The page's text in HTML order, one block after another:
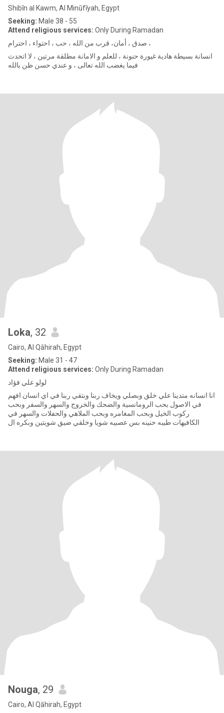
Shibīn al Kawm, Al Minūfīyah, Egypt
Seeking: Male 38 - 55
Attend religious services: Only During Ramadan
صدق ، أمان، قرب من الله ، حب ، احتواء ، احترام ،
انسانة بسيطة هادية غيورة حنونة ، للعلم و الامانة مطلقة مرتين ، لا اتحدث
فيما يغضب الله تعالى ، و عندي حسن ظن بالله
Loka, 32
Cairo, Al Qāhirah, Egypt
Seeking: Male 31 - 47
Attend religious services: Only During Ramadan
لولو علي فؤاد
انا انسانه متدينا علي خلق وبصلي ويخاف ربنا وبتقي ربنا في اي انسان افهم
في الاصول بحب الرومانسية والضحك والخروج والسهر والسفر وبحب
ركوب الخيل وبحب المغامره وبحب الملاهي والحفلات والسهر في
الكافيهات طيبه حنينه بس عصبيه شويا وخلقي ضيق شويتين وبكره ال
Nouga, 29
Cairo, Al Qāhirah, Egypt